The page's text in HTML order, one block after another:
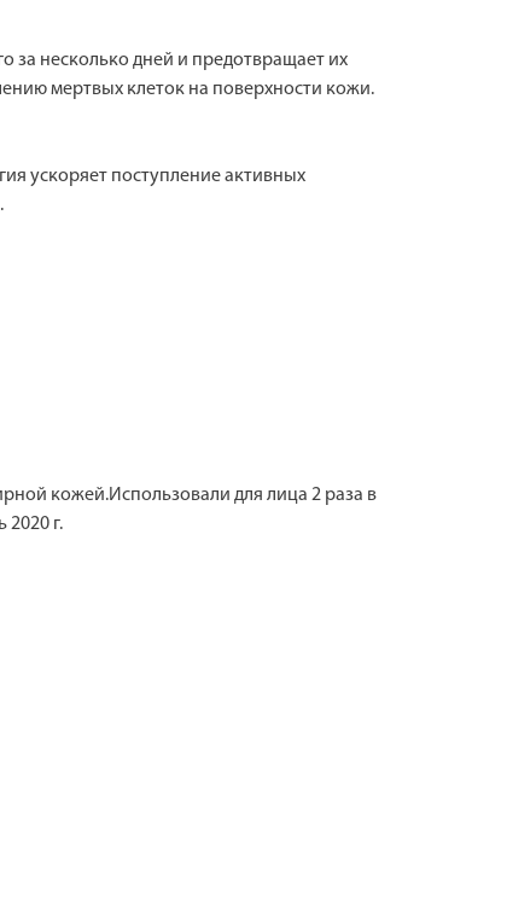
за несколько дней и предотвращает их
мертвых клеток на поверхности кожи.
ускоряет поступление активных
кожей.Использовали для лица 2 раза в
2020 г.